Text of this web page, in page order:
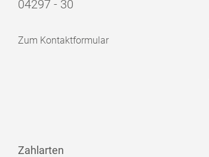
04297 - 30
Zum Kontaktformular
Zahlarten